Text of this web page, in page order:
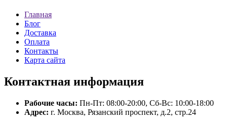
Главная
Блог
Доставка
Оплата
Контакты
Карта сайта
Контактная информация
Рабочие часы: Пн-Пт: 08:00-20:00, Сб-Вс: 10:00-18:00
Адрес: г. Москва, Рязанский проспект, д.2, стр.24